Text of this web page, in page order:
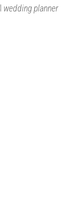
wedding planner